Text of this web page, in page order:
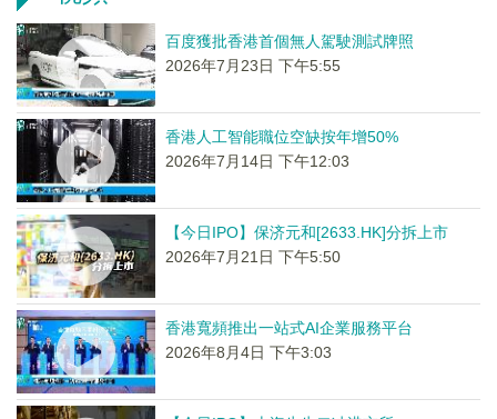
百度獲批香港首個無人駕駛測試牌照
2026年7月23日 下午5:55
香港人工智能職位空缺按年增50%
2026年7月14日 下午12:03
【今日IPO】保济元和[2633.HK]分拆上市
2026年7月21日 下午5:50
香港寬頻推出一站式AI企業服務平台
2026年8月4日 下午3:03